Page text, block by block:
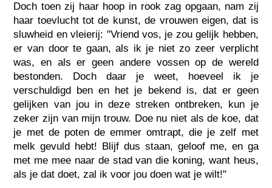
Doch toen zij haar hoop in rook zag opgaan, nam zij
haar toevlucht tot de kunst, de vrouwen eigen, dat is
sluwheid en vleierij: "Vriend vos, je zou gelijk hebben,
er van door te gaan, als ik je niet zo zeer verplicht
was, en als er geen andere vossen op de wereld
bestonden. Doch daar je weet, hoeveel ik je
verschuldigd ben en het je bekend is, dat er geen
gelijken van jou in deze streken ontbreken, kun je
zeker zijn van mijn trouw. Doe nu niet als de koe, dat
je met de poten de emmer omtrapt, die je zelf met
melk gevuld hebt! Blijf dus staan, geloof me, en ga
met me mee naar de stad van die koning, want heus,
als je dat doet, zal ik voor jou doen wat je wilt!"